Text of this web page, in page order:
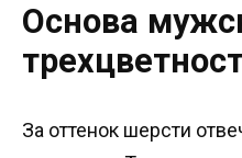
Основа
За оттенок шерсти